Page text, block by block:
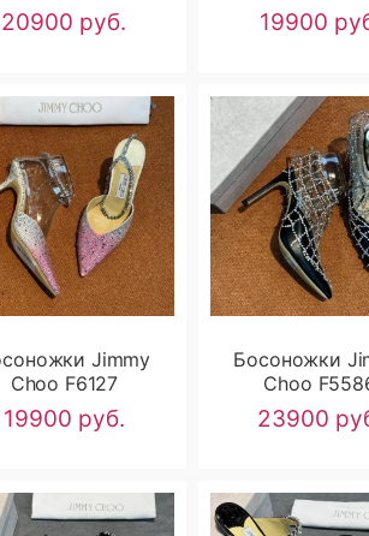
20900 руб. 19900
Jimmy
Choo F6127
19900 руб.
Босоножки
Choo
23900